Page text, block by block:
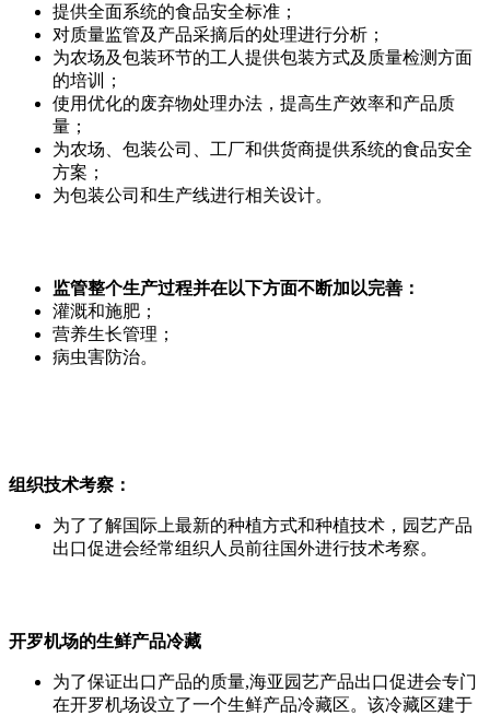
提供全面系统的食品安全标准；
对质量监管及产品采摘后的处理进行分析；
为农场及包装环节的工人提供包装方式及质量检测方面
的培训；
使用优化的废弃物处理办法，提高生产效率和产品质
量；
为农场、包装公司、工厂和供货商提供系统的食品安全
方案；
为包装公司和生产线进行相关设计。
监管整个生产过程并在以下方面不断加以完善：
灌溉和施肥；
营养生长管理；
病虫害防治。
组织技术考察：
为了了解国际上最新的种植方式和种植技术，园艺产品
出口促进会经常组织人员前往国外进行技术考察。
开罗机场的生鲜产品冷藏
为了保证出口产品的质量,海亚园艺产品出口促进会专门
在开罗机场设立了一个生鲜产品冷藏区。该冷藏区建于